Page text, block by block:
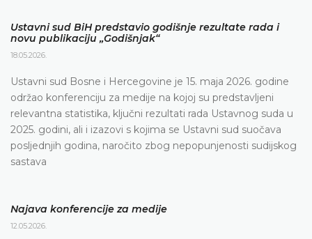
Ustavni sud BiH predstavio godišnje rezultate rada i
novu publikaciju „Godišnjak“
18.05.2026.
Ustavni sud Bosne i Hercegovine je 15. maja 2026. godine
održao konferenciju za medije na kojoj su predstavljeni
relevantna statistika, ključni rezultati rada Ustavnog suda u
2025. godini, ali i izazovi s kojima se Ustavni sud suočava
posljednjih godina, naročito zbog nepopunjenosti sudijskog
sastava
Najava konferencije za medije
12.05.2026.